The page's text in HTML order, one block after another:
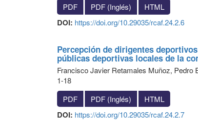
PDF
PDF (Inglés) HTML
DOI: https://doi.org/10.29035/rcaf.24.2.6
Percepción de dirigentes
públicas deportivas locales de la
Francisco Javier Retamales Muñoz, Pedro
1-18
PDF
PDF (Inglés) HTML
DOI: https://doi.org/10.29035/rcaf.24.2.7